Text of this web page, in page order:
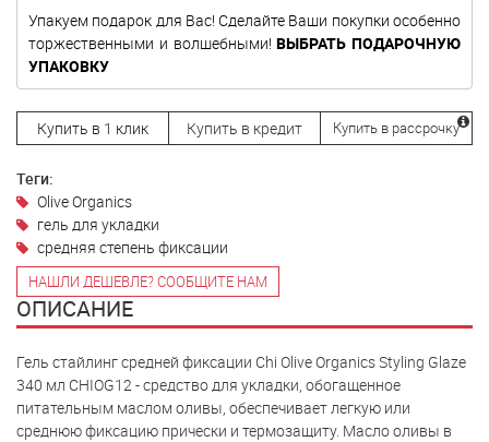
Упакуем подарок для Вас! Сделайте Ваши покупки особенно
торжественными и волшебными!ВЫБРАТЬ ПОДАРОЧНУЮ
УПАКОВКУ
Купить в 1 клик Купить в кредит Купить в рассрочку
Теги:
Olive Organics
гель для укладки
средняя степень фиксации
НАШЛИ ДЕШЕВЛЕ? СООБЩИТЕ НАМ
ОПИСАНИЕ
Гель стайлинг средней фиксации Chi Olive Organics Styling Glaze
340 мл CHIOG12- средство для укладки, обогащенное
питательным маслом оливы, обеспечивает легкую или
среднюю фиксацию прически и термозащиту. Масло оливы в